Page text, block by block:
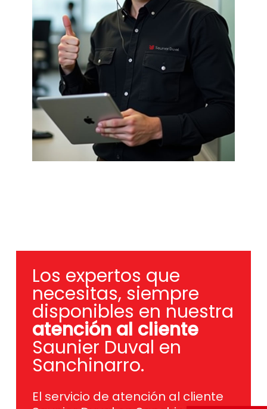
Los expertos que
necesitas, siempre
disponibles en nuestra
atención al cliente
Saunier Duval en
Sanchinarro.
El servicio de atención al cliente